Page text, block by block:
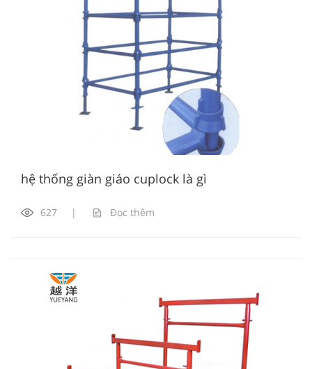
hệ thống giàn giáo cuplock là gì
627 | Đọc thêm